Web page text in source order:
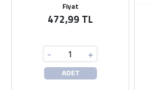
Fiyat
472,99 TL
- +
ADET